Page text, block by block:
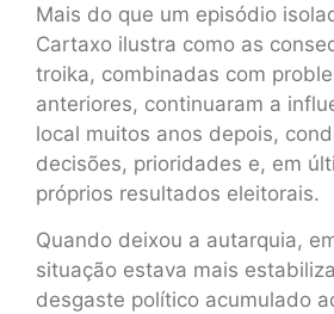
Mais do que um episódio
Cartaxo ilustra como as
troika, combinadas com
anteriores, continuaram a
local muitos anos depois,
decisões, prioridades e, em
próprios resultados eleitorais.
Quando deixou a autarquia,
situação estava mais
desgaste político acumulado